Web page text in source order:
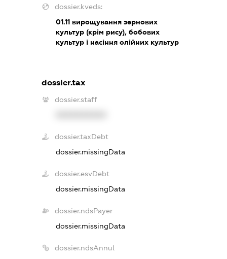
dossier.kveds:
01.11 вирощування зернових
культур (крім рису), бобових
культур і насіння олійних культур
dossier.tax
dossier.staff
dossier.taxDebt
dossier.missingData
dossier.esvDebt
dossier.missingData
dossier.ndsPayer
dossier.missingData
dossier.ndsAnnul